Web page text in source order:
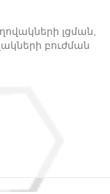
լցման,
բուժման